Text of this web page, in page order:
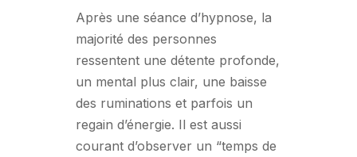
Après une séance d’hypnose, la
majorité des personnes
ressentent une détente profonde,
un mental plus clair, une baisse
des ruminations et parfois un
regain d’énergie. Il est aussi
courant d’observer un “temps de